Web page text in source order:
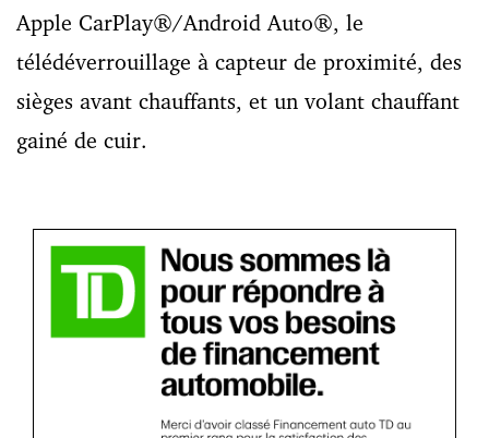
Apple CarPlay®/Android Auto®, le
télédéverrouillage à capteur de proximité, des
sièges avant chauffants, et un volant chauffant
gainé de cuir.